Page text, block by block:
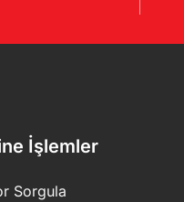
İşlemler
Sorgula